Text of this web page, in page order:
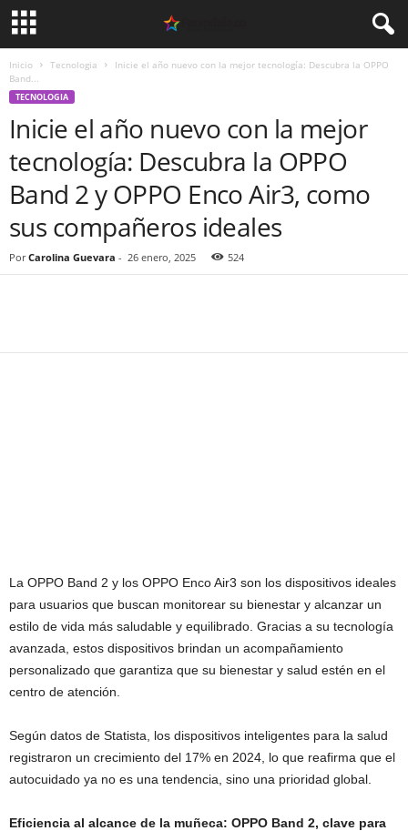
Inicio Tecnologia
Inicie el año nuevo con la mejor tecnología: Descubra la OPPO
Band...
TECNOLOGIA
Inicie el año nuevo con la mejor
tecnología: Descubra la OPPO
Band 2 y OPPO Enco Air3, como
sus compañeros ideales
Por Carolina Guevara - 26 enero, 2025 524
La OPPO Band 2 y los OPPO Enco Air3 son los dispositivos ideales
para usuarios que buscan monitorear su bienestar y alcanzar un
estilo de vida más saludable y equilibrado. Gracias a su tecnología
avanzada, estos dispositivos brindan un acompañamiento
personalizado que garantiza que su bienestar y salud estén en el
centro de atención.
Según datos de Statista, los dispositivos inteligentes para la salud
registraron un crecimiento del 17% en 2024, lo que reafirma que el
autocuidado ya no es una tendencia, sino una prioridad global.
Eficiencia al alcance de la muñeca: OPPO Band 2, clave para